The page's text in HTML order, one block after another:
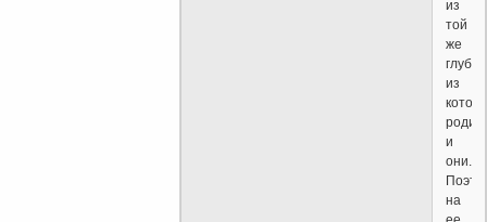
из
той
же
из
и
они.
на